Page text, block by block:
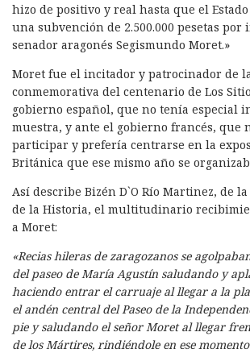
hizo de positivo y real hasta que el
una subvención de 2.500.000 pesetas
senador aragonés Segismundo Moret.»
Moret fue el incitador y patrocinador de
conmemorativa del centenario de Los
gobierno español, que no tenía especial
muestra, y ante el gobierno francés, que
participar y prefería centrarse en la
Británica que ese mismo año se
Así describe Bizén D`O Río Martinez, de
de la Historia, el multitudinario
a Moret:
«Recias hileras de zaragozanos se
del paseo de María Agustín saludando y
haciendo entrar el carruaje al llegar a la
el andén central del Paseo de la
pie y saludando el señor Moret al llegar
de los Mártires, rindiéndole en ese